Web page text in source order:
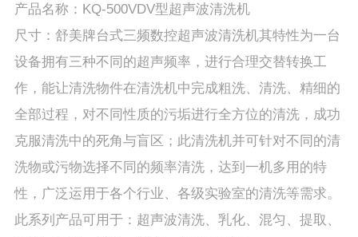
产品名称：KQ-500VDV型超声波清洗机
尺寸：舒美牌台式三频数控超声波清洗机其特性为一台
设备拥有三种不同的超声频率，进行合理交替转换工
作，能让清洗物件在清洗机中完成粗洗、清洗、精细的
全部过程，对不同性质的污垢进行全方位的清洗，成功
克服清洗中的死角与盲区；此清洗机并可针对不同的清
洗物或污物选择不同的频率清洗，达到一机多用的特
性，广泛运用于各个行业、各级实验室的清洗等需求。
此系列产品可用于：超声波清洗、乳化、混匀、提取、